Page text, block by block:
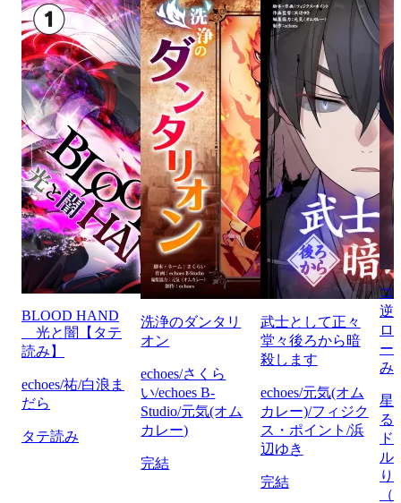
BLOOD HAND
光と闇【タテ
読み】
echoes/祐/白浪ま
だら
タテ読み
洗浄のダンタリ
オン
echoes/さくら
い/echoes B-
Studio/元気(オム
カレー)
完結
武士として正々
堂々後ろから暗
殺します
echoes/元気(オム
カレー)/フィジク
ス・ポイント/浜
辺ゆき
完結
コ
逆
ロ
ー
み
星
る/
ド
ル
り